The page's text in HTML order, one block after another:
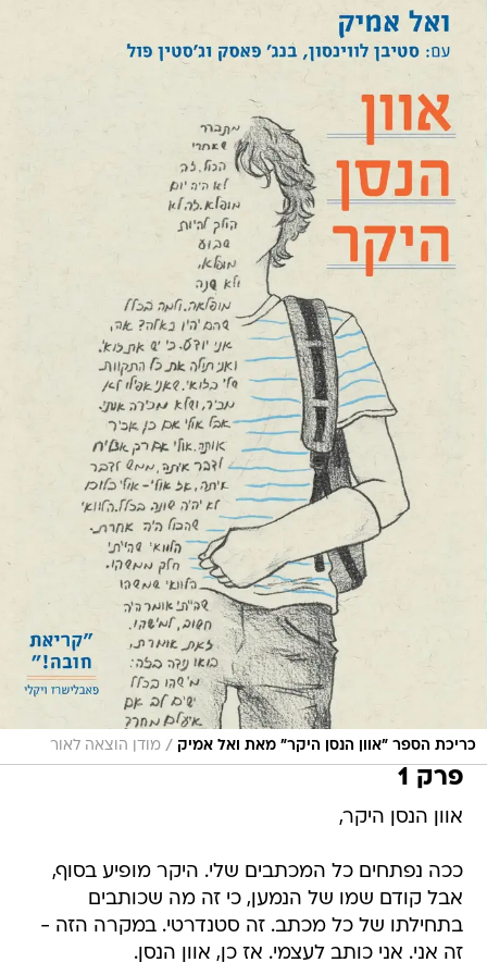
כריכת הספר "אוון הנסן היקר" מאת ואל אמיק / מודן הוצאה לאור
פרק 1
אוון הנסן היקר,
ככה נפתחים כל המכתבים שלי. היקר מופיע בסוף,
אבל קודם שמו של הנמען, כי זה מה שכותבים
בתחילתו של כל מכתב. זה סטנדרטי. במקרה הזה -
זה אני. אני כותב לעצמי. אז כן, אוון הנסן.